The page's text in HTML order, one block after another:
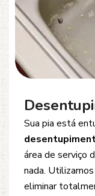
Problemas com
Oferecemos
desobstrução
inspeção e
modernos e